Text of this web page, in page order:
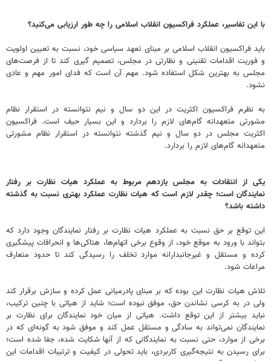
با این تفاسیر، عملکرد فراکسیون انقلاب اسلامی را چه طور ارزیابی می‌کنید؟
باید فراکسیون انقلاب اسلامی بر مبنای تعهد سیاسی خود، نسبت به تعیین اولویت
و فوریت اقدامات تقنینی و نظارتی در مجلس، تصمیم گیری کند تا از فرصت‌های
مجلس به بهترین شکل استفاده شود. مهم آن است که فدای امور مهم و عادی
نشود.
به نظرم فراکسیون اکثریت در این دو سال و نیم نتوانسته در استقرار نظام
مشورتی متعهدانه گام‌های لازم را بردارد و این بسیار حیف است. فراکسیون
اکثریت مجلس در دو سال و نیم گذشته نتوانسته در استقرار نظام مشورتی
متعهدانه گام‌های لازم را بردارد.
یکی از انتقادات به مجلس یازدهم مربوط به عملکرد هیات نظارت بر رفتار
نمایندگان است؛ چقدر لازم است که هیات نظارت عملکرد بهتری نسبت به گذشته
داشته باشد؟
این توقع بر حق نسبت به عملکرد هیات نظارت بر رفتار نمایندگان وجود دارد که
بتواند با ورود به موقع خود، از وقوع برخی اتهام‌ها، هتاکی‌ها و انحرافات پیشگیری
کرده و مستقل و غیرجانبدارانه موارد تخلف را رسیدگی کند تا حدود متعارف
مراعات شود.
تلاش هیات نظارت این بوده که بر مبنای پادرمیانی عمل کرده و سازش برقرار کند
ولی در به کرسی نشاندن حق، موفق نبوده است؛ شاید از هیاتی با چنین ترکیب،
نباید بیشتر از این توقع داشت. هیاتی از میان خود نمایندگان برای نظارت بر
نمایندگان نمی‌تواند به سادگی و مستقل عمل کند و موفق شود به گونه‌ای که در
برخی از موارد، حتی نسبت به نمایندگانی که از آنها شکایت شده، جفا شده است؛‌
برای رسیدن به نتیجه‌گیری کاربردی، باید تحولی در کیفیت و ترتیبات اقدامات این